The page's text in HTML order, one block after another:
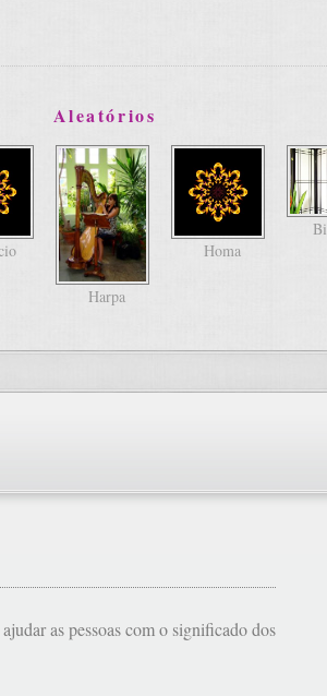
Aleatórios
Harpa
Homa
as pessoas com o significado dos